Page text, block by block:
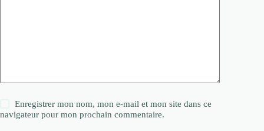
Enregistrer mon nom, mon e-mail et mon site dans ce
navigateur pour mon prochain commentaire.